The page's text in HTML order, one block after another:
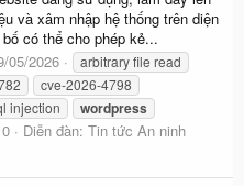
và xâm nhập hệ thống trên diện
có thể cho phép kẻ...
05/2026
arbitrary file read
cve-2026-4798
injection wordpress
Diễn đàn: Tin tức An ninh